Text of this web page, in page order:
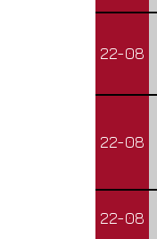
22-08
22-08
22-08